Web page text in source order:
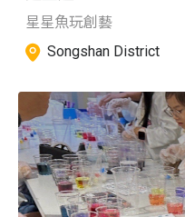
星星魚玩創藝
Songshan District